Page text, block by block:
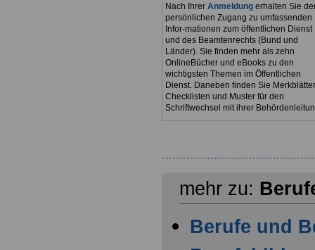
Nach Ihrer Anmeldung erhalten Sie
persönlichen Zugang zu umfassenden
Infor-mationen zum öffentlichen Dienst
und des Beamtenrechts (Bund und
Länder). Sie finden mehr als zehn
OnlineBücher und eBooks zu den
wichtigsten Themen im Öffentlichen
Dienst. Daneben finden Sie
Checklisten und Muster für den
Schriftwechsel mit ihrer
mehr zu:
Berufe und